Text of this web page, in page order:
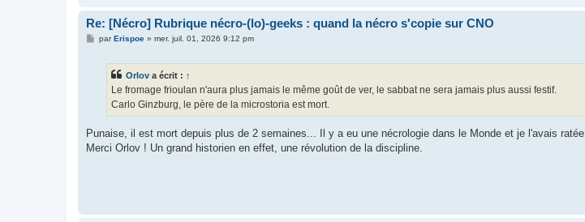
Re: [Nécro] Rubrique nécro-(lo)-geeks : quand la nécro s'copie sur CNO
MparErispoe» mer. juil. 01, 2026 9:12 pm
Orlov a écrit : ↑
Le fromage frioulan n'aura plus jamais le même goût de ver, le sabbat ne sera jamais plus aussi festif.
Carlo Ginzburg, le père de la microstoria est mort.
Punaise, il est mort depuis plus de 2 semaines... Il y a eu une nécrologie dans le Monde et je l'avais ratée.
Merci Orlov ! Un grand historien en effet, une révolution de la discipline.